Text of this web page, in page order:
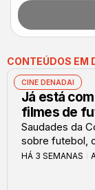
CONTEÚDOS EM
CINE DENADAI
Já está
filmes de
Saudades da
sobre futebol,
HÁ 3 SEMANAS